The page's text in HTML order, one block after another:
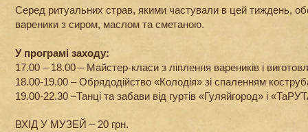
Серед ритуальних страв, якими частували в цей тиждень,
вареники з сиром, маслом та сметаною.
У програмі заходу:
17.00 – 18.00 – Майстер-класи з ліплення вареників і
18.00-19.00 – Обрядодійство «Колодія» зі спаленням
19.00-22.30 –Танці та забави від гуртів «Гуляйгород» і
ВХІД У МУЗЕЙ – 20 грн.